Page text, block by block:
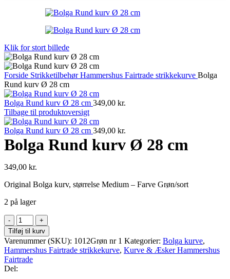
Klik for stort billede
Forside StrikketilbehørHammershus Fairtrade strikkekurve Bolga
Rund kurv Ø 28 cm
Bolga Rund kurv Ø 28 cm 349,00 kr.
Tilbage til produktoversigt
Bolga Rund kurv Ø 28 cm 349,00 kr.
Bolga Rund kurv Ø 28 cm
349,00 kr.
Original Bolga kurv, størrelse Medium – Farve Grøn/sort
2 på lager
Bolga
Rund
kurv
Ø
28
cm
antal
Tilføj til kurv
Varenummer (SKU): 1012Grøn nr 1 Kategorier: Bolga kurve,
Hammershus Fairtrade strikkekurve, Kurve & Æsker Hammershus
Fairtrade
Del: